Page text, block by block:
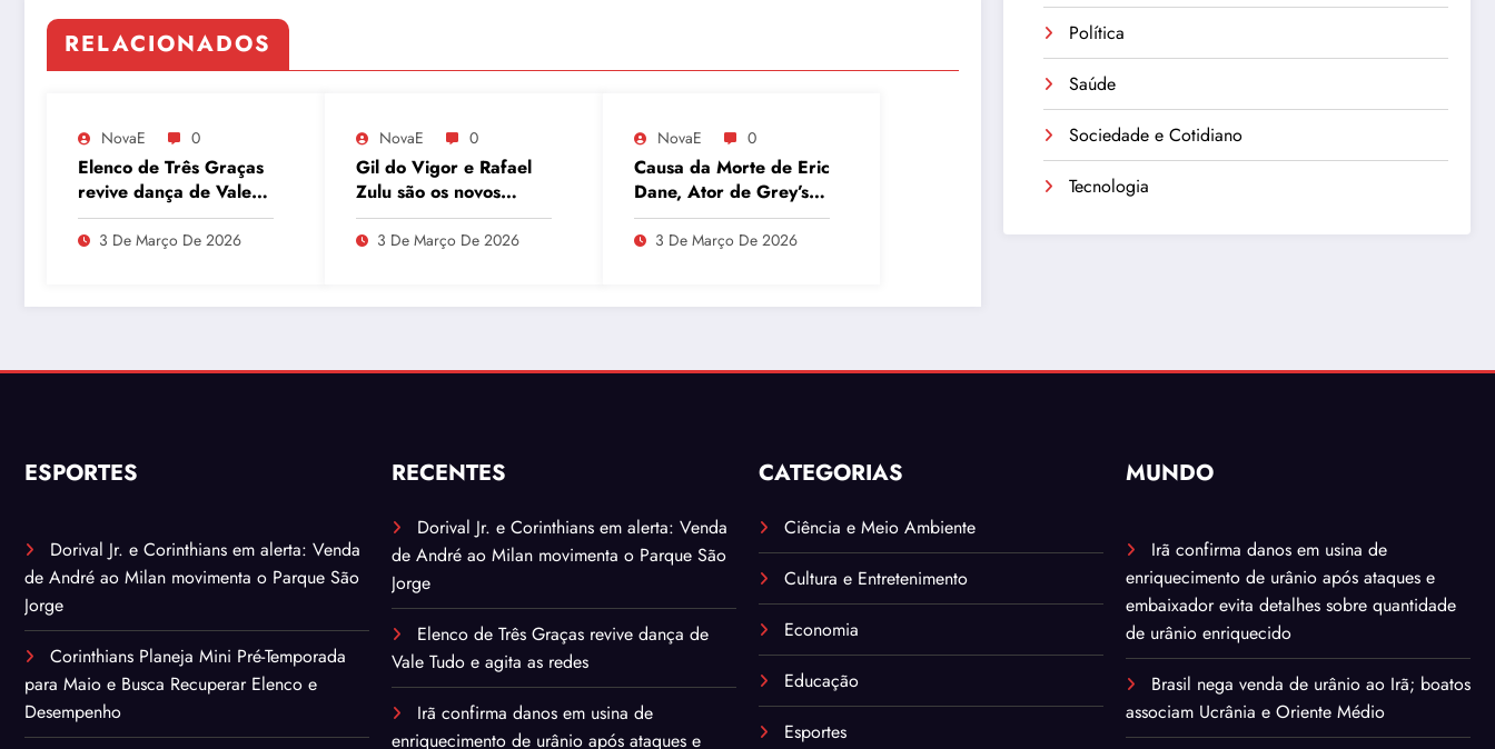
RELACIONADOS
NovaE 0
Elenco de Três Graças
revive dança de Vale
Tudo e agita as redes
3 De Março De 2026
NovaE 0
Gil do Vigor e Rafael
Zulu são os novos
integrantes do Papo de
Segunda no GNT
3 De Março De 2026
NovaE 0
Causa da Morte de Eric
Dane, Ator de Grey’s
Anatomy, Revelada:
Esclerose Lateral
3 De Março De 2026
Política
Saúde
Sociedade e Cotidiano
Tecnologia
ESPORTES
Dorival Jr. e Corinthians em alerta: Venda
de André ao Milan movimenta o Parque São
Jorge
Corinthians Planeja Mini Pré-Temporada
para Maio e Busca Recuperar Elenco e
Desempenho
RECENTES
Dorival Jr. e Corinthians em alerta: Venda
de André ao Milan movimenta o Parque São
Jorge
Elenco de Três Graças revive dança de
Vale Tudo e agita as redes
Irã confirma danos em usina de
enriquecimento de urânio após ataques e
CATEGORIAS
Ciência e Meio Ambiente
Cultura e Entretenimento
Economia
Educação
Esportes
MUNDO
Irã confirma danos em usina de
enriquecimento de urânio após ataques e
embaixador evita detalhes sobre quantidade
de urânio enriquecido
Brasil nega venda de urânio ao Irã; boatos
associam Ucrânia e Oriente Médio